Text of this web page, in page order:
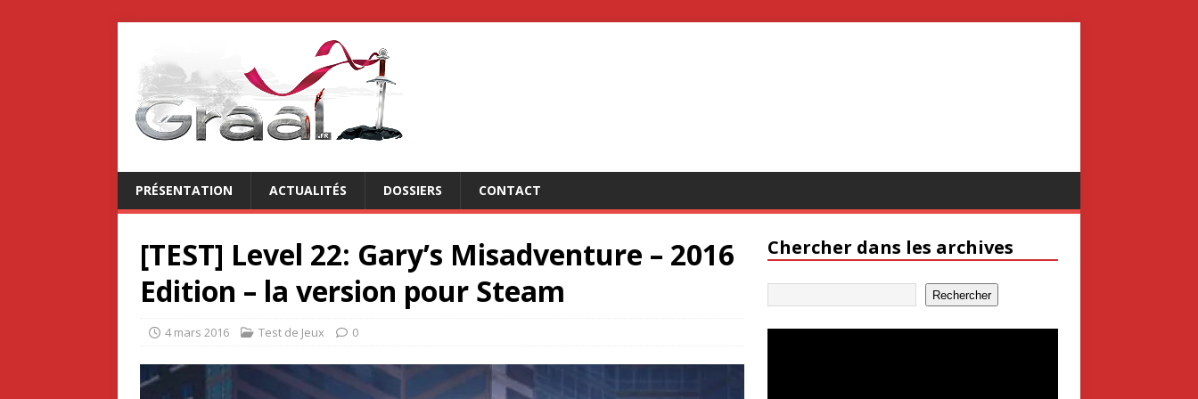
PRÉSENTATION ACTUALITÉS DOSSIERS CONTACT
[TEST] Level 22: Gary’s Misadventure – 2016
Edition – la version pour Steam
4 mars 2016 Test de Jeux 0
Chercher dans les archives
Rechercher